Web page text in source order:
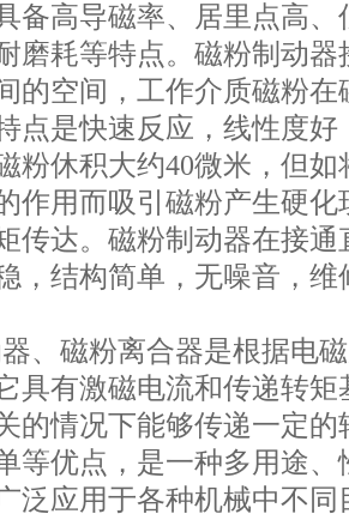
备高导磁率、居里点高、
磨耗等特点。磁粉制动器
的空间，工作介质磁粉在
点是快速反应，线性度好
粉休积大约40微米，但
作用而吸引磁粉产生硬
传达。磁粉制动器在接
，结构简单，无噪音，维
、磁粉离合器是根据电
具有激磁电流和传递转矩
的情况下能够传递一定的
等优点，是一种多用途、
泛应用于各种机械中不同